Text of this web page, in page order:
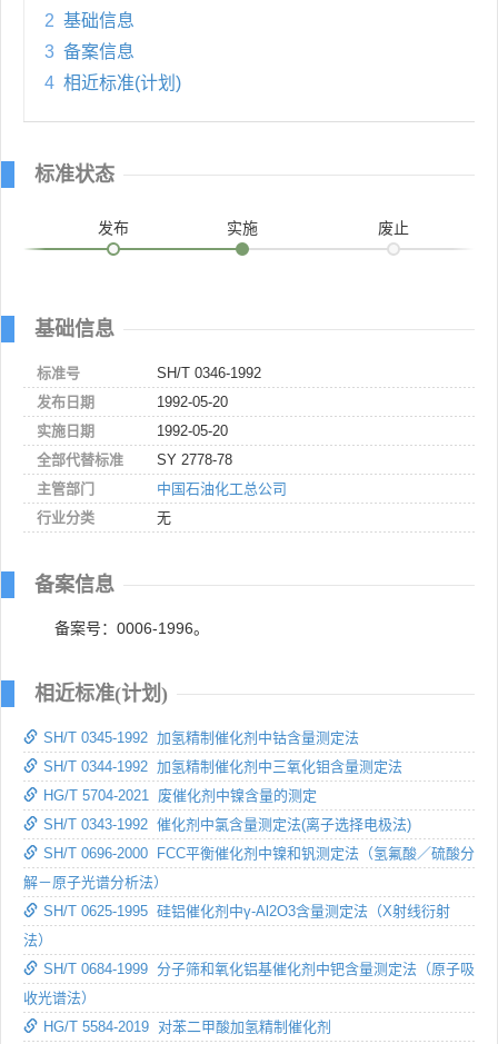
2 基础信息
3 备案信息
4 相近标准(计划)
标准状态
发布 实施 废止
基础信息
标准号
SH/T 0346-1992
发布日期
1992-05-20
实施日期
1992-05-20
全部代替标准
SY 2778-78
主管部门
中国石油化工总公司
行业分类
无
备案信息
备案号：0006-1996。
相近标准(计划)
SH/T 0345-1992 加氢精制催化剂中钴含量测定法
SH/T 0344-1992 加氢精制催化剂中三氧化钼含量测定法
HG/T 5704-2021 废催化剂中镍含量的测定
SH/T 0343-1992 催化剂中氯含量测定法(离子选择电极法)
SH/T 0696-2000 FCC平衡催化剂中镍和钒测定法（氢氟酸／硫酸分
解－原子光谱分析法）
SH/T 0625-1995 硅铝催化剂中γ-Al2O3含量测定法（X射线衍射
法）
SH/T 0684-1999 分子筛和氧化铝基催化剂中钯含量测定法（原子吸
收光谱法）
HG/T 5584-2019 对苯二甲酸加氢精制催化剂